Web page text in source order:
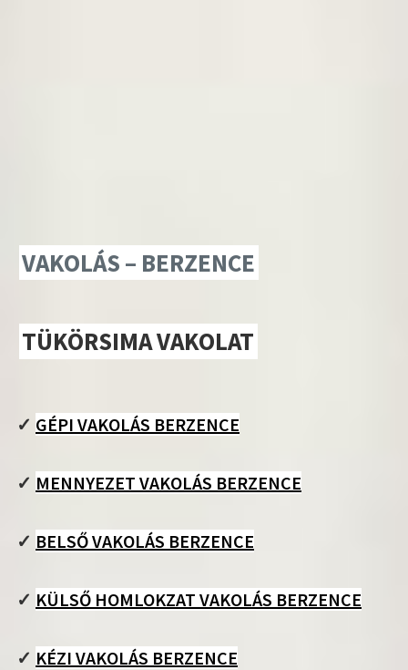
VAKOLÁS – BERZENCE
TÜKÖRSIMA VAKOLAT
✓ GÉPI VAKOLÁS BERZENCE
✓ MENNYEZET VAKOLÁS BERZENCE
✓ BELSŐ VAKOLÁS BERZENCE
✓ KÜLSŐ HOMLOKZAT VAKOLÁS BERZENCE
✓ KÉZI VAKOLÁS BERZENCE